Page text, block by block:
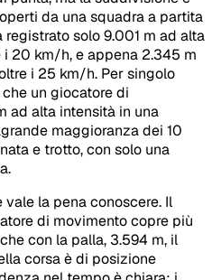
da una squadra a partita
solo 9.001 m ad alta
20 km/h, e appena 2.345 m
i 25 km/h. Per singolo
un giocatore di
ad alta intensità in una
maggioranza dei 10
e trotto, con solo una
vale la pena conoscere. Il
di movimento copre più
con la palla, 3.594 m, il
corsa è di posizione